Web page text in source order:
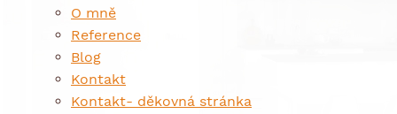
O mně
Reference
Blog
Kontakt
Kontakt- děkovná stránka